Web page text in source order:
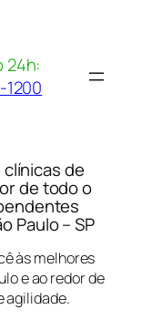
24h:
1200
de
de todo o
Paulo – SP
às melhores
e ao redor de
agilidade.